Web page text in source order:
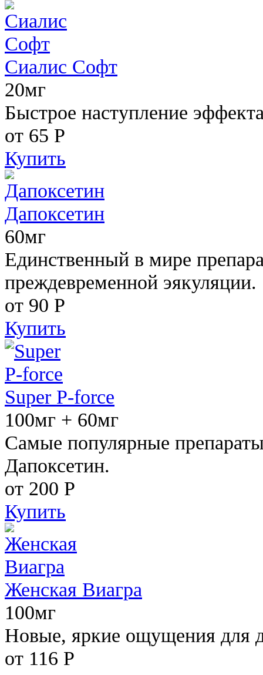
Сиалис Софт
20мг
Быстрое наступление
от 65 Р
Купить
Дапоксетин
60мг
Единственный в мире
преждевременной эякуляции.
от 90 Р
Купить
Super P-force
100мг + 60мг
Самые популярные
Дапоксетин.
от 200 Р
Купить
Женская Виагра
100мг
Новые, яркие ощущения для
от 116 Р